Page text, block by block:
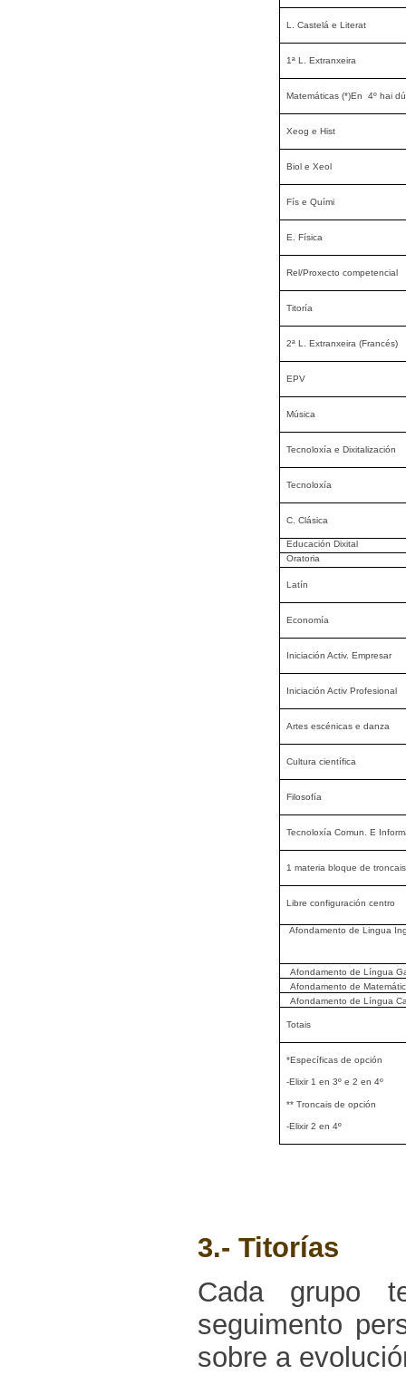
L. Castelá e Literat
1ª L. Extranxeira
Matemáticas (*)En 4º hai
Xeog e Hist
Biol e Xeol
Fís e Quími
E. Física
Rel/Proxecto competencial
Titoría
2ª L. Extranxeira (Francés)
EPV
Música
Tecnoloxía e Dixitalización
Tecnoloxía
C. Clásica
Educación Dixital
Oratoria
Latín
Economía
Iniciación Activ. Empresar
Iniciación Activ Profesional
Artes escénicas e danza
Cultura científica
Filosofía
Tecnoloxía Comun. E
1 materia bloque de
Libre configuración centro
Afondamento de Lingua
Afondamento de Língua
Afondamento de
Afondamento de Língua
Totais
*Específicas de opción
-Elixir 1 en 3º e 2 en 4º
** Troncais de opción
-Elixir 2 en 4º
3.- Titorías
Cada grupo
seguimento
sobre a